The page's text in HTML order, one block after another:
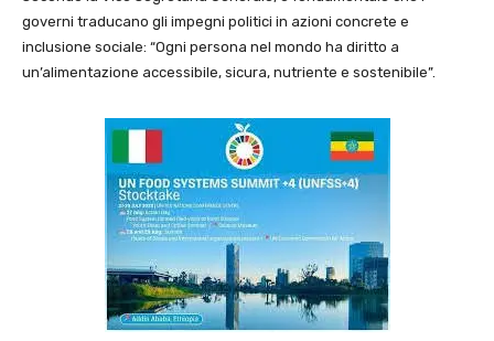
governi traducano gli impegni politici in azioni concrete e
inclusione sociale: “Ogni persona nel mondo ha diritto a
un’alimentazione accessibile, sicura, nutriente e sostenibile”.